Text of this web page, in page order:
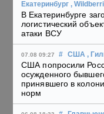
Екатеринбург ,
В Екатеринбурге
логистический
атаки ВСУ
07.08 09:27 # США ,
США попросили
осужденного
принявшего в
норм